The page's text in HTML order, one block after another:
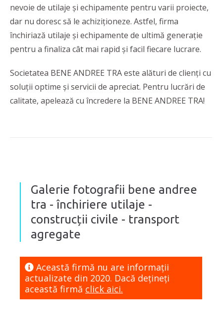
nevoie de utilaje și echipamente pentru varii proiecte,
dar nu doresc să le achiziționeze. Astfel, firma
închiriază utilaje și echipamente de ultimă generație
pentru a finaliza cât mai rapid și facil fiecare lucrare.
Societatea BENE ANDREE TRA este alături de clienți cu
soluții optime și servicii de apreciat. Pentru lucrări de
calitate, apelează cu încredere la BENE ANDREE TRA!
Galerie fotografii bene andree
tra - închiriere utilaje -
construcții civile - transport
agregate
Această firmă nu are informaţii
actualizate din 2020. Dacă dețineți
această firmă click aici.